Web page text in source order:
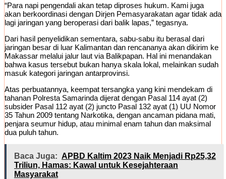
“Para napi pengendali akan tetap diproses hukum. Kami juga
akan berkoordinasi dengan Dirjen Pemasyarakatan agar tidak ada
lagi jaringan yang beroperasi dari balik lapas,” tegasnya.
Dari hasil penyelidikan sementara, sabu-sabu itu berasal dari
jaringan besar di luar Kalimantan dan rencananya akan dikirim ke
Makassar melalui jalur laut via Balikpapan. Hal ini menandakan
bahwa kasus tersebut bukan hanya skala lokal, melainkan sudah
masuk kategori jaringan antarprovinsi.
Atas perbuatannya, keempat tersangka yang kini mendekam di
tahanan Polresta Samarinda dijerat dengan Pasal 114 ayat (2)
subsider Pasal 112 ayat (2) juncto Pasal 132 ayat (1) UU Nomor
35 Tahun 2009 tentang Narkotika, dengan ancaman pidana mati,
penjara seumur hidup, atau minimal enam tahun dan maksimal
dua puluh tahun.
Baca Juga: APBD Kaltim 2023 Naik Menjadi Rp25,32
Triliun, Hamas: Kawal untuk Kesejahteraan
Masyarakat